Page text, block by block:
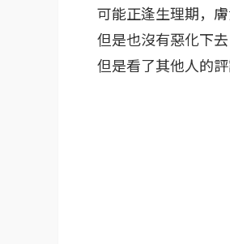
可能正逢生理期，
但是也沒有惡化下
但是看了其他人的